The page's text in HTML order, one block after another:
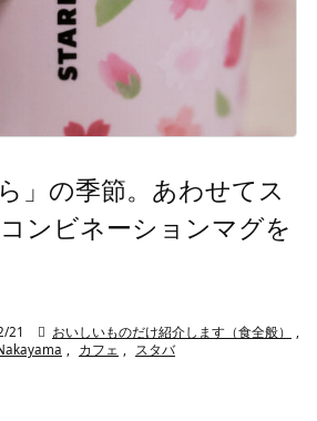
」の季節。あわせてス
ンビネーションマグを
21  おいしいものだけ紹介します（食全般）
,
, カフェ , スタバ